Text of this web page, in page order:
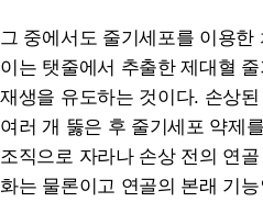
그 중에서도 줄기세포를 이용
이는 탯줄에서 추출한 제대혈
재생을 유도하는 것이다. 손상
여러 개 뚫은 후 줄기세포 약제
조직으로 자라나 손상 전의 연
화는 물론이고 연골의 본래 기